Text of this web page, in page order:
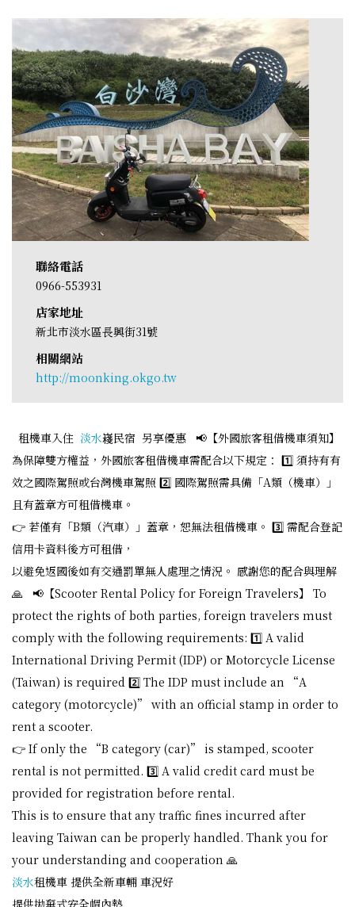
聯絡電話
0966-553931
店家地址
新北市淡水區長興街31號
相關網站
http://moonking.okgo.tw
租機車入住 淡水嶘民宿 另享優惠 📢【外國旅客租借機車須知】
為保障雙方權益，外國旅客租借機車需配合以下規定： 1️⃣ 須持有有
效之國際駕照或台灣機車駕照 2️⃣ 國際駕照需具備「A類（機車）」
且有蓋章方可租借機車。
👉 若僅有「B類（汽車）」蓋章，恕無法租借機車。 3️⃣ 需配合登記
信用卡資料後方可租借，
以避免返國後如有交通罰單無人處理之情況。 感謝您的配合與理解
🙏 📢【Scooter Rental Policy for Foreign Travelers】 To
protect the rights of both parties, foreign travelers must
comply with the following requirements: 1️⃣ A valid
International Driving Permit (IDP) or Motorcycle License
(Taiwan) is required 2️⃣ The IDP must include an “A
category (motorcycle)” with an official stamp in order to
rent a scooter.
👉 If only the “B category (car)” is stamped, scooter
rental is not permitted. 3️⃣ A valid credit card must be
provided for registration before rental.
This is to ensure that any traffic fines incurred after
leaving Taiwan can be properly handled. Thank you for
your understanding and cooperation 🙏
淡水租機車 提供全新車輛 車況好
提供拋棄式安全帽內墊